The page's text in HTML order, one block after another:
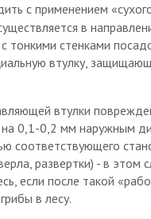
с применением
в
тонкими стенками
втулку,
втулки
0,1-0,2 мм наружным
развертки) - в этом
если после такой
в лесу.